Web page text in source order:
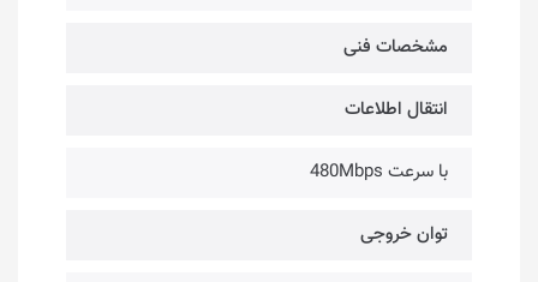
مشخصات فنی
انتقال اطلاعات
با سرعت 480Mbps
توان خروجی